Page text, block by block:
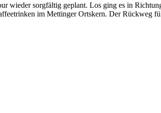
wieder sorgfältig geplant. Los ging es in
im Mettinger Ortskern. Der Rückweg